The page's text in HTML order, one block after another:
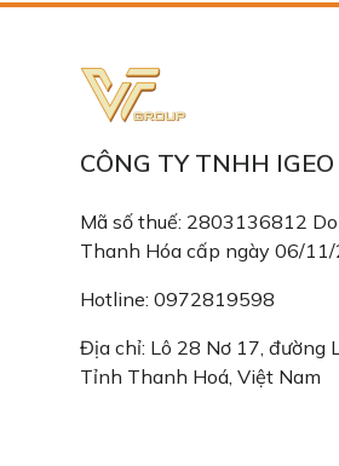
CÔNG TY TNHH IGEO
Mã số thuế: 2803136812
Thanh Hóa cấp ngày 06/11/
Hotline: 0972819598
Địa chỉ: Lô 28 Nơ 17, đường
Tỉnh Thanh Hoá, Việt Nam